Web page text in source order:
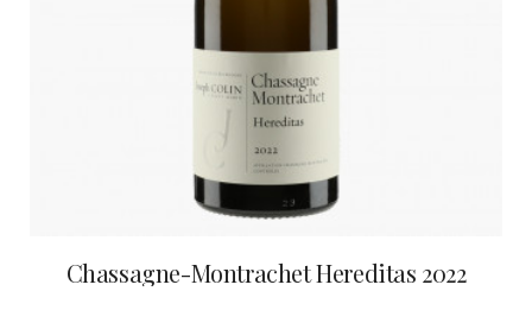
Chassagne-Montrachet Hereditas 2022